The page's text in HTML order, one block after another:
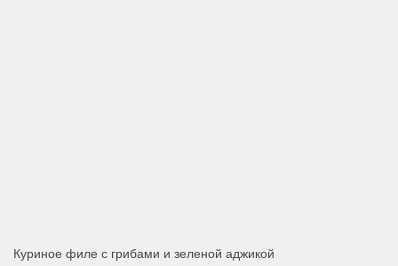
Куриное филе с грибами и зеленой аджикой